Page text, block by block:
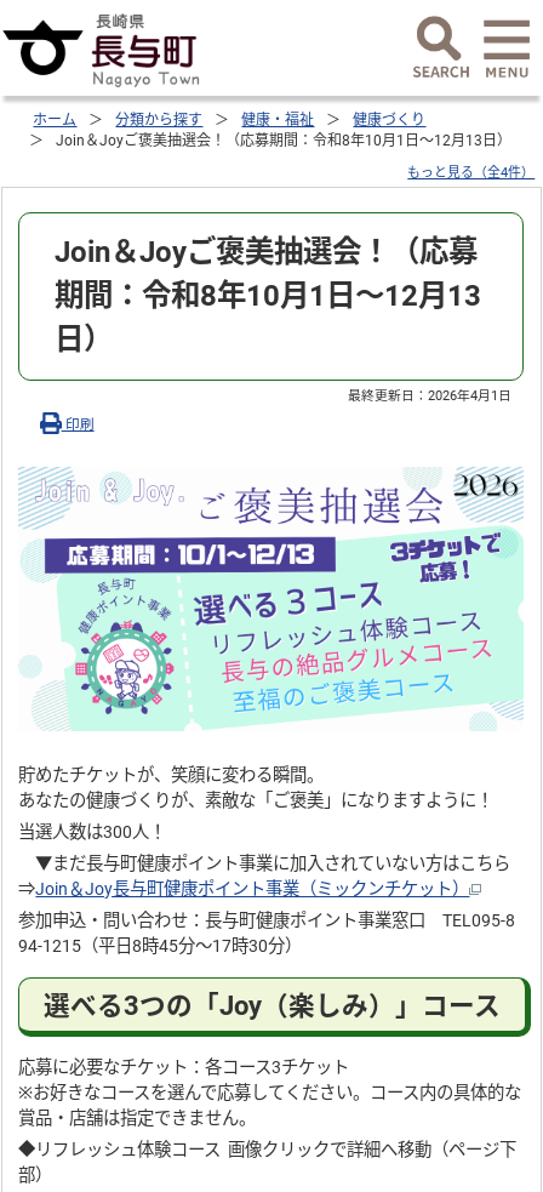
ホーム 分類から探す 健康・福祉
健康づくり
Join＆Joyご褒美抽選会！（応募期間：令和8年10月1日～12月13日）
もっと見る（全4件）
Join＆Joyご褒美抽選会！（応募
期間：令和8年10月1日～12月13
日）
最終更新日：2026年4月1日
印刷
貯めたチケットが、笑顔に変わる瞬間。
あなたの健康づくりが、素敵な「ご褒美」になりますように！
当選人数は300人！
▼まだ長与町健康ポイント事業に加入されていない方はこちら
⇒Join＆Joy長与町健康ポイント事業（ミックンチケット）
参加申込・問い合わせ：長与町健康ポイント事業窓口 TEL095-8
94-1215（平日8時45分～17時30分）
選べる3つの「Joy（楽しみ）」コース
応募に必要なチケット：各コース3チケット
※お好きなコースを選んで応募してください。コース内の具体的な
賞品・店舗は指定できません。
◆リフレッシュ体験コース 画像クリックで詳細へ移動（ページ下
部）